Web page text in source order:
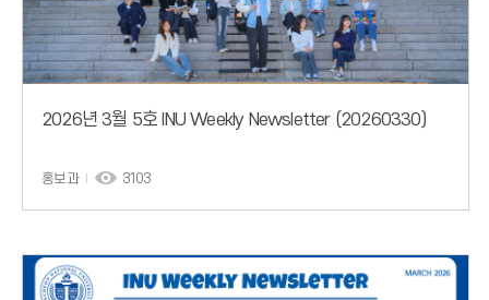
2026년 3월 5호 INU Weekly Newsletter (20260330)
홍보과 3103